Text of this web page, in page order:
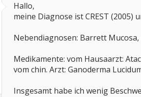
Hallo,
meine Diagnose ist CREST (2005)
Nebendiagnosen: Barrett
Medikamente: vom Hausaarzt:
vom chin. Arzt: Ganoderma
Insgesamt habe ich wenig